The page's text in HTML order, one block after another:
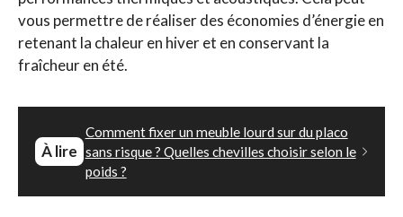
vous permettre de réaliser des économies d’énergie en
retenant la chaleur en hiver et en conservant la
fraîcheur en été.
À lire
Comment fixer un meuble lourd sur du placo
sans risque ? Quelles chevilles choisir selon le
poids ?